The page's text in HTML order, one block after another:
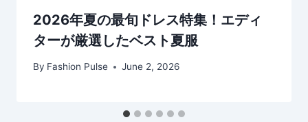
2026年夏の最旬ドレス特集！エディ
ターが厳選したベスト夏服
By Fashion Pulse June 2, 2026